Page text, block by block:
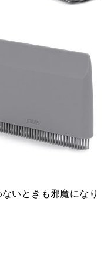
いときも邪魔になり